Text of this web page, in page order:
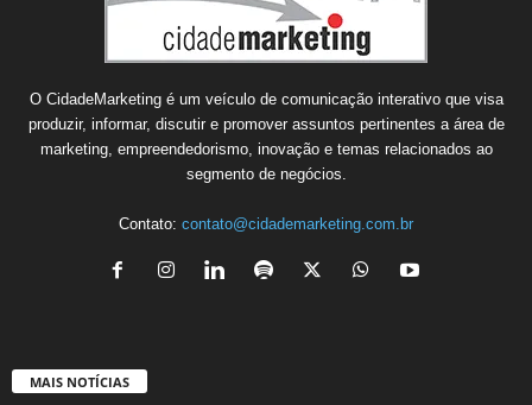
O CidadeMarketing é um veículo de comunicação interativo que visa
produzir, informar, discutir e promover assuntos pertinentes a área de
marketing, empreendedorismo, inovação e temas relacionados ao
segmento de negócios.
Contato: contato@cidademarketing.com.br
MAIS NOTÍCIAS